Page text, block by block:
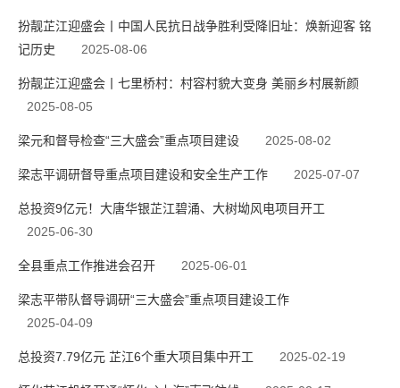
扮靓芷江迎盛会丨中国人民抗日战争胜利受降旧址：焕新迎客 铭
记历史
2025-08-06
扮靓芷江迎盛会丨七里桥村：村容村貌大变身 美丽乡村展新颜
2025-08-05
梁元和督导检查“三大盛会”重点项目建设 2025-08-02
梁志平调研督导重点项目建设和安全生产工作 2025-07-07
总投资9亿元！大唐华银芷江碧涌、大树坳风电项目开工
2025-06-30
全县重点工作推进会召开 2025-06-01
梁志平带队督导调研“三大盛会”重点项目建设工作
2025-04-09
总投资7.79亿元 芷江6个重大项目集中开工 2025-02-19